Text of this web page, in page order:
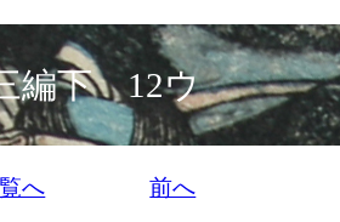
編下 12ウ
へ 前へ